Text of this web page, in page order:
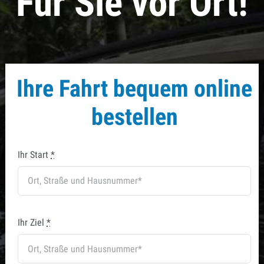
Ihre Fahrt bequem online
bestellen
Ihr Start*
Ihr Ziel*